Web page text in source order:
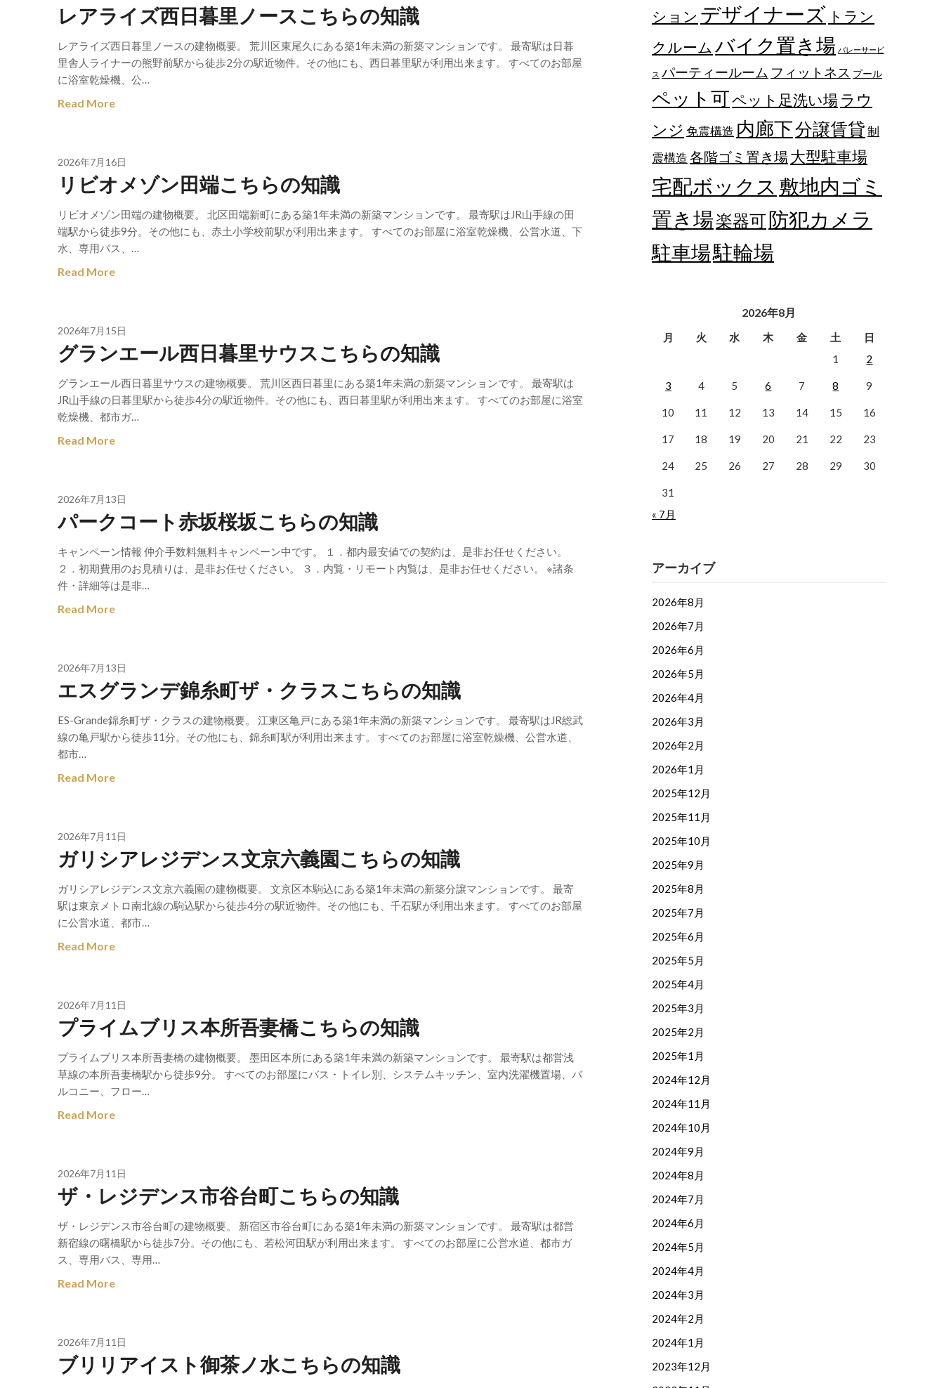
レアライズ西日暮里ノースこちらの知識
レアライズ西日暮里ノースの建物概要。 荒川区東尾久にある築1年未満の新築マンションです。 最寄駅は日暮
里舎人ライナーの熊野前駅から徒歩2分の駅近物件。その他にも、西日暮里駅が利用出来ます。 すべてのお部屋
に浴室乾燥機、公…
Read More
2026年7月16日
リビオメゾン田端こちらの知識
リビオメゾン田端の建物概要。 北区田端新町にある築1年未満の新築マンションです。 最寄駅はJR山手線の田
端駅から徒歩9分。その他にも、赤土小学校前駅が利用出来ます。 すべてのお部屋に浴室乾燥機、公営水道、下
水、専用バス、…
Read More
2026年7月15日
グランエール西日暮里サウスこちらの知識
グランエール西日暮里サウスの建物概要。 荒川区西日暮里にある築1年未満の新築マンションです。 最寄駅は
JR山手線の日暮里駅から徒歩4分の駅近物件。その他にも、西日暮里駅が利用出来ます。 すべてのお部屋に浴室
乾燥機、都市ガ…
Read More
2026年7月13日
パークコート赤坂桜坂こちらの知識
キャンペーン情報 仲介手数料無料キャンペーン中です。 １．都内最安値での契約は、是非お任せください。
２．初期費用のお見積りは、是非お任せください。 ３．内覧・リモート内覧は、是非お任せください。 ※諸条
件・詳細等は是非…
Read More
2026年7月13日
エスグランデ錦糸町ザ・クラスこちらの知識
ES-Grande錦糸町ザ・クラスの建物概要。 江東区亀戸にある築1年未満の新築マンションです。 最寄駅はJR総武
線の亀戸駅から徒歩11分。その他にも、錦糸町駅が利用出来ます。 すべてのお部屋に浴室乾燥機、公営水道、
都市…
Read More
2026年7月11日
ガリシアレジデンス文京六義園こちらの知識
ガリシアレジデンス文京六義園の建物概要。 文京区本駒込にある築1年未満の新築分譲マンションです。 最寄
駅は東京メトロ南北線の駒込駅から徒歩4分の駅近物件。その他にも、千石駅が利用出来ます。 すべてのお部屋
に公営水道、都市…
Read More
2026年7月11日
プライムブリス本所吾妻橋こちらの知識
プライムブリス本所吾妻橋の建物概要。 墨田区本所にある築1年未満の新築マンションです。 最寄駅は都営浅
草線の本所吾妻橋駅から徒歩9分。 すべてのお部屋にバス・トイレ別、システムキッチン、室内洗濯機置場、バ
ルコニー、フロー…
Read More
2026年7月11日
ザ・レジデンス市谷台町こちらの知識
ザ・レジデンス市谷台町の建物概要。 新宿区市谷台町にある築1年未満の新築マンションです。 最寄駅は都営
新宿線の曙橋駅から徒歩7分。その他にも、若松河田駅が利用出来ます。 すべてのお部屋に公営水道、都市ガ
ス、専用バス、専用…
Read More
2026年7月11日
ブリリアイスト御茶ノ水こちらの知識
ション デザイナーズ トラン
クルーム バイク置き場 バレーサービ
ス パーティールーム フィットネス プール
ペット可ペット足洗い場 ラウ
ンジ 免震構造 内廊下分譲賃貸制
震構造各階ゴミ置き場大型駐車場
宅配ボックス 敷地内ゴミ
置き場楽器可防犯カメラ
駐車場駐輪場
2026年8月
月 火 水 木 金 土
日
1
2
3 4 5 6 7 8 9
10 11 12 13 14 15 16
17 18 19 20 21 22 23
24 25 26 27 28 29 30
31
« 7月
アーカイブ
2026年8月
2026年7月
2026年6月
2026年5月
2026年4月
2026年3月
2026年2月
2026年1月
2025年12月
2025年11月
2025年10月
2025年9月
2025年8月
2025年7月
2025年6月
2025年5月
2025年4月
2025年3月
2025年2月
2025年1月
2024年12月
2024年11月
2024年10月
2024年9月
2024年8月
2024年7月
2024年6月
2024年5月
2024年4月
2024年3月
2024年2月
2024年1月
2023年12月